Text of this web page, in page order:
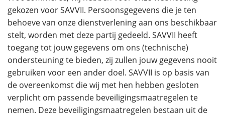
gekozen voor SAVVII. Persoonsgegevens die je ten
behoeve van onze dienstverlening aan ons beschikbaar
stelt, worden met deze partij gedeeld. SAVVII heeft
toegang tot jouw gegevens om ons (technische)
ondersteuning te bieden, zij zullen jouw gegevens nooit
gebruiken voor een ander doel. SAVVII is op basis van
de overeenkomst die wij met hen hebben gesloten
verplicht om passende beveiligingsmaatregelen te
nemen. Deze beveiligingsmaatregelen bestaan uit de